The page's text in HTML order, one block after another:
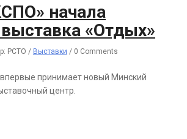
начала
«Отдых»
РСТО / Выставки / 0 Comments
принимает новый Минский
центр.